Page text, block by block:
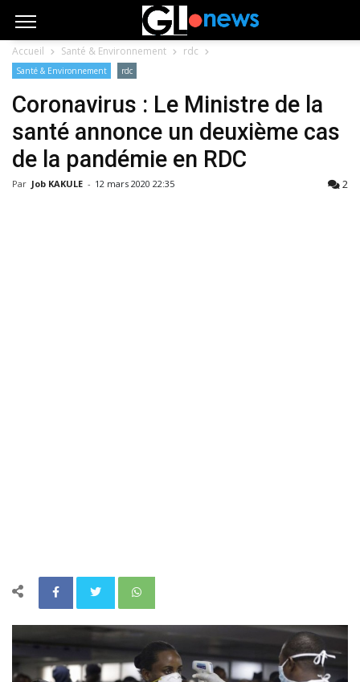
Accueil Santé & Environnement rdc
Santé & Environnement rdc
Coronavirus : Le Ministre de la
santé annonce un deuxième cas
de la pandémie en RDC
Par Job KAKULE - 12 mars 2020 22:35 2